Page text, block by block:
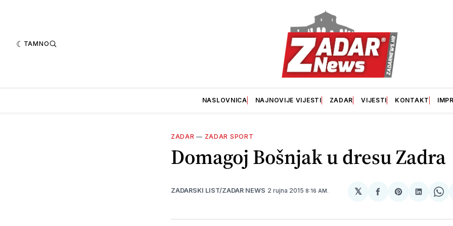
TAMNO
NASLOVNICA NAJNOVIJE VIJESTI ZADAR VIJESTI KONTAKT
ZADAR — ZADAR SPORT
Domagoj Bošnjak u dresu Zadra
ZADARSKI LIST/ZADAR NEWS 2 rujna 2015 8:16 AM. 𝕏
podijeli
Facebook
Sharepodijeli